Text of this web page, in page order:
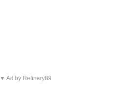
▼ Ad by Refinery89